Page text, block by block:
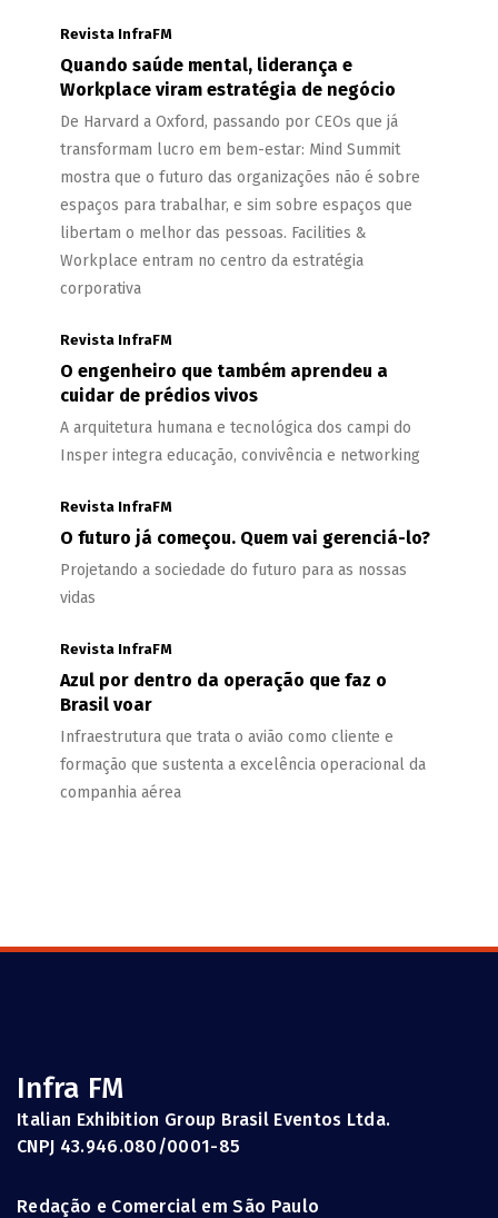
Revista InfraFM
Quando saúde mental, liderança e
Workplace viram estratégia de negócio
De Harvard a Oxford, passando por CEOs que já
transformam lucro em bem-estar: Mind Summit
mostra que o futuro das organizações não é sobre
espaços para trabalhar, e sim sobre espaços que
libertam o melhor das pessoas. Facilities &
Workplace entram no centro da estratégia
corporativa
Revista InfraFM
O engenheiro que também aprendeu a
cuidar de prédios vivos
A arquitetura humana e tecnológica dos campi do
Insper integra educação, convivência e networking
Revista InfraFM
O futuro já começou. Quem vai gerenciá-lo?
Projetando a sociedade do futuro para as nossas
vidas
Revista InfraFM
Azul por dentro da operação que faz o
Brasil voar
Infraestrutura que trata o avião como cliente e
formação que sustenta a excelência operacional da
companhia aérea
Infra FM
Italian Exhibition Group Brasil Eventos Ltda.
CNPJ 43.946.080/0001-85
Redação e Comercial em São Paulo